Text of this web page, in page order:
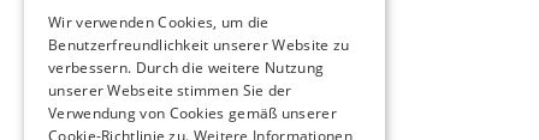
Wir verwenden Cookies, um die
Benutzerfreundlichkeit unserer Website zu
verbessern. Durch die weitere Nutzung
unserer Webseite stimmen Sie der
Verwendung von Cookies gemäß unserer
Cookie-Richtlinie zu. Weitere Informationen